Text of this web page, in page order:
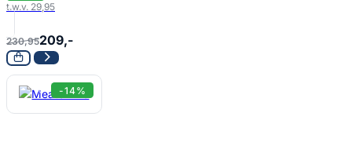
t.w.v. 29,95
230,95209,-
-14%